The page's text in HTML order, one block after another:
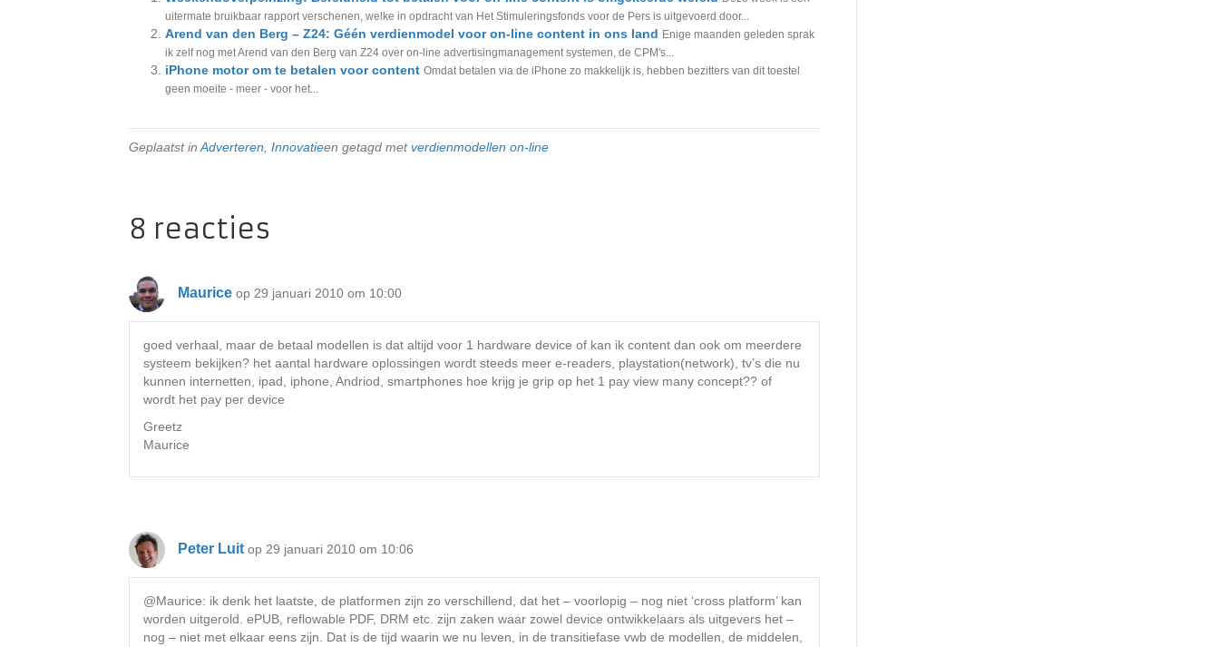
uitermate bruikbaar rapport verschenen, welke in opdracht van Het Stimuleringsfonds voor de Pers is uitgevoerd door...
Arend van den Berg – Z24: Géén verdienmodel voor on-line content in ons land Enige maanden geleden sprak
ik zelf nog met Arend van den Berg van Z24 over on-line advertisingmanagement systemen, de CPM's...
iPhone motor om te betalen voor content Omdat betalen via de iPhone zo makkelijk is, hebben bezitters van dit toestel
geen moeite - meer - voor het...
Geplaatst in Adverteren Innovatieen getagd metverdienmodellen on-line
8 reacties
Maurice op 29 januari 2010 om 10:00
goed verhaal, maar de betaal modellen is dat altijd voor 1 hardware device of kan ik content dan ook om meerdere
systeem bekijken? het aantal hardware oplossingen wordt steeds meer e-readers, playstation(network), tv’s die nu
kunnen internetten, ipad, iphone, Andriod, smartphones hoe krijg je grip op het 1 pay view many concept?? of
wordt het pay per device
Greetz
Maurice
Peter Luit op 29 januari 2010 om 10:06
@Maurice: ik denk het laatste, de platformen zijn zo verschillend, dat het – voorlopig – nog niet ‘cross platform’ kan
worden uitgerold. ePUB, reflowable PDF, DRM etc. zijn zaken waar zowel device ontwikkelaars als uitgevers het –
nog – niet met elkaar eens zijn. Dat is de tijd waarin we nu leven, in de transitiefase vwb de modellen, de middelen,